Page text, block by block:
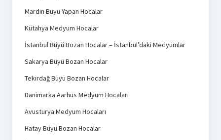
Mardin Büyü Yapan Hocalar
Kütahya Medyum Hocalar
İstanbul Büyü Bozan Hocalar – İstanbul’daki Medyumlar
Sakarya Büyü Bozan Hocalar
Tekirdağ Büyü Bozan Hocalar
Danimarka Aarhus Medyum Hocaları
Avusturya Medyum Hocaları
Hatay Büyü Bozan Hocalar